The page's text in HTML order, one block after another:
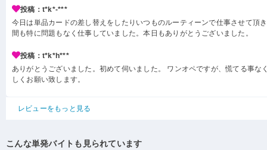
投稿：t*k*-***
今日は単品カードの差し替えをしたりいつものルーティーンで仕事させて頂
間も特に問題もなく仕事していました。本日もありがとうございました。
投稿：t*k*h***
ありがとうございました。初めて伺いました。 ワンオペですが、慌てる事な
しくお願い致します。
レビューをもっと見る
こんな単発バイトも見られています